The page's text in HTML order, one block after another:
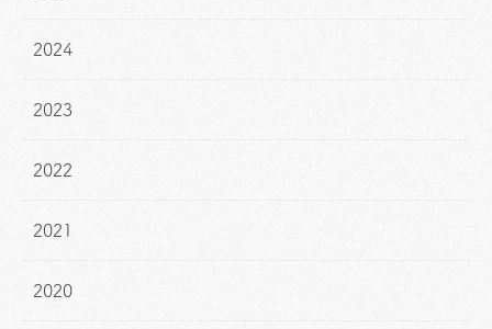
2024
2023
2022
2021
2020